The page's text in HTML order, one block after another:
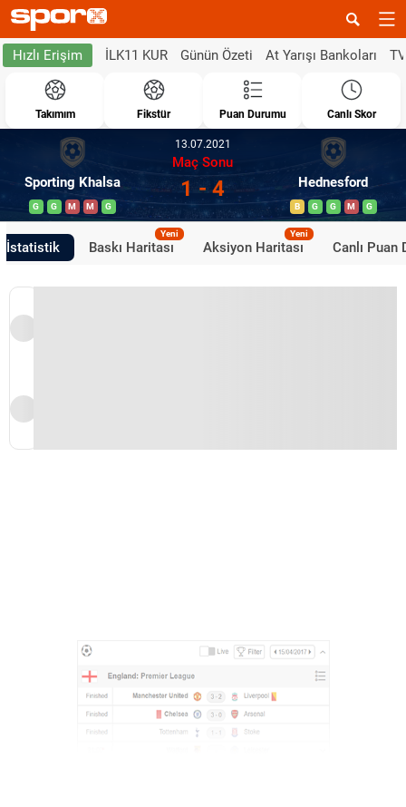
Hızlı Erişim İLK11 KUR Günün Özeti At Yarışı Bankoları
Takımım Fikstür Puan Durumu Canlı Skor
Sporting Khalsa
G G M M G
13.07.2021
Maç Sonu
1 - 4 Hednesford
B G G M G
İstatistik Baskı Haritası
Yeni
Aksiyon Haritası
Yeni
Canlı Puan